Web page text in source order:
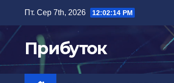
вмісту
Пт. Сер 7th, 2026 12:02:15 PM
Прибуток